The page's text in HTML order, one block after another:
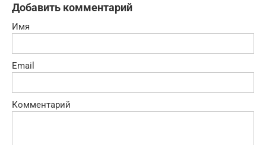
Добавить комментарий
Имя
Email
Комментарий